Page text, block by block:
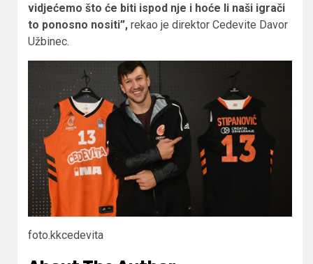
vidjećemo što će biti ispod nje i hoće li naši igrači
to ponosno nositi”, rekao je direktor Cedevite Davor
Užbinec.
foto.kkcedevita